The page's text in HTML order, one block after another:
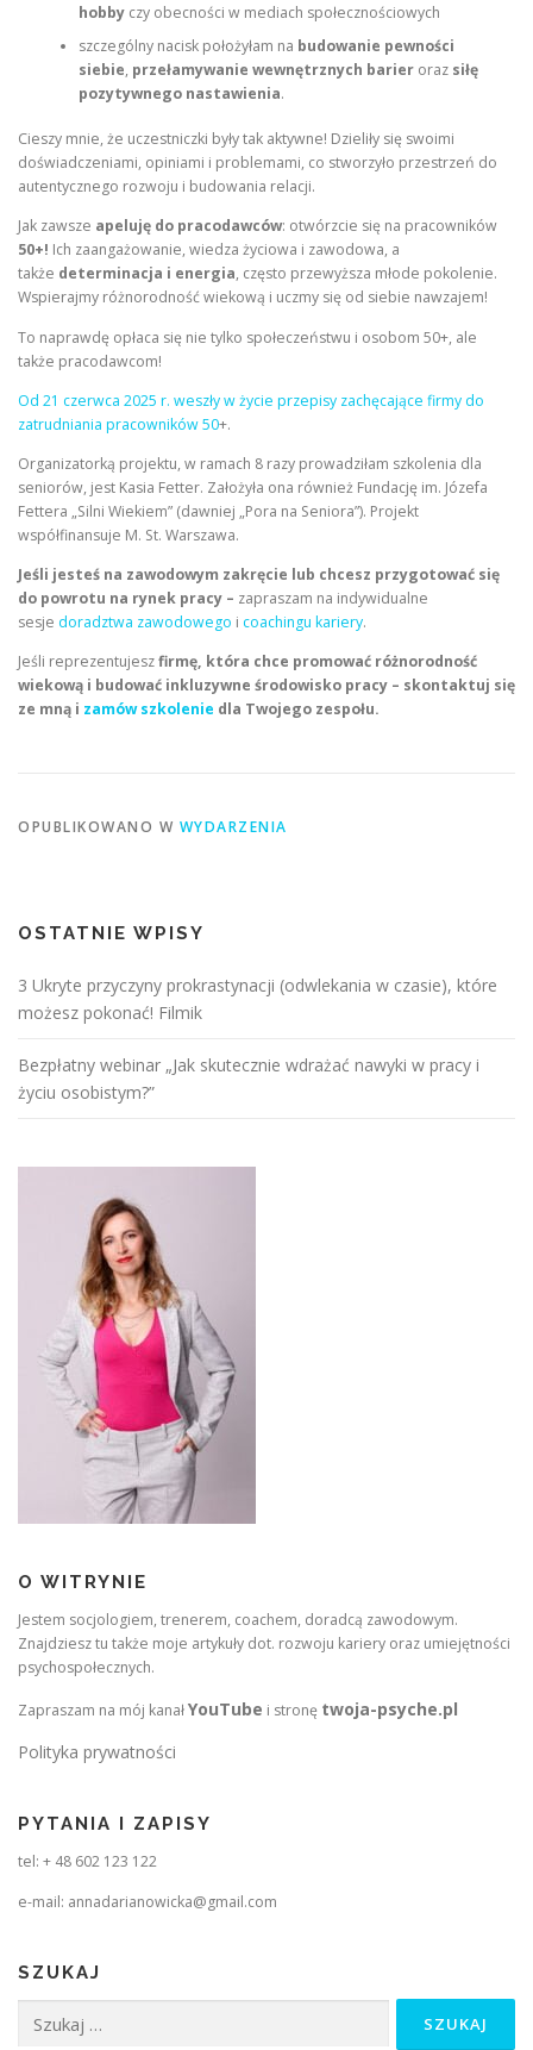
hobbyczy obecności w mediach społecznościowych
szczególny nacisk położyłam na budowanie pewności
siebie, przełamywanie wewnętrznych barieroraz siłę
pozytywnego nastawienia.
Cieszy mnie, że uczestniczki były tak aktywne! Dzieliły się swoimi
doświadczeniami, opiniami i problemami, co stworzyło przestrzeń do
autentycznego rozwoju i budowania relacji.
Jak zawsze apeluję do pracodawców: otwórzcie się na pracowników
50+! Ich zaangażowanie, wiedza życiowa i zawodowa, a
także determinacja i energia, często przewyższa młode pokolenie.
Wspierajmy różnorodność wiekową i uczmy się od siebie nawzajem!
To naprawdę opłaca się nie tylko społeczeństwu i osobom 50+, ale
także pracodawcom!
Od 21 czerwca 2025 r. weszły w życie przepisy zachęcające firmy do
zatrudniania pracowników 50+.
Organizatorką projektu, w ramach 8 razy prowadziłam szkolenia dla
seniorów, jest Kasia Fetter. Założyła ona również Fundację im. Józefa
Fettera „Silni Wiekiem” (dawniej „Pora na Seniora”). Projekt
współfinansuje M. St. Warszawa.
Jeśli jesteś na zawodowym zakręcie lub chcesz przygotować się
do powrotu na rynek pracy – zapraszam na indywidualne
sesje doradztwa zawodowego i coachingu kariery.
Jeśli reprezentujeszfirmę, która chce promować różnorodność
wiekową i budować inkluzywne środowisko pracy – skontaktuj się
ze mną i zamów szkolenie dla Twojego zespołu.
OPUBLIKOWANO W WYDARZENIA
OSTATNIE WPISY
3 Ukryte przyczyny prokrastynacji (odwlekania w czasie), które
możesz pokonać! Filmik
Bezpłatny webinar „Jak skutecznie wdrażać nawyki w pracy i
życiu osobistym?”
O WITRYNIE
Jestem socjologiem, trenerem, coachem, doradcą zawodowym.
Znajdziesz tu także moje artykuły dot. rozwoju kariery oraz umiejętności
psychospołecznych.
Zapraszam na mój kanałYouTube i stronę twoja-psyche.pl
Polityka prywatności
PYTANIA I ZAPISY
tel: + 48 602 123 122
e-mail: annadarianowicka@gmail.com
SZUKAJ